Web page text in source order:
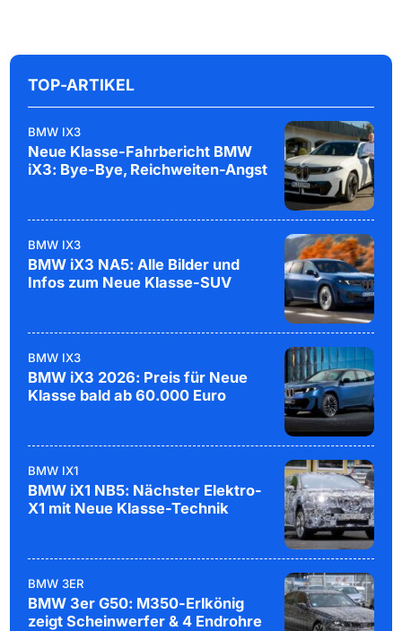
TOP-ARTIKEL
BMW IX3
Neue Klasse-Fahrbericht BMW
iX3: Bye-Bye, Reichweiten-Angst
BMW IX3
BMW iX3 NA5: Alle Bilder und
Infos zum Neue Klasse-SUV
BMW IX3
BMW iX3 2026: Preis für Neue
Klasse bald ab 60.000 Euro
BMW IX1
BMW iX1 NB5: Nächster Elektro-
X1 mit Neue Klasse-Technik
BMW 3ER
BMW 3er G50: M350-Erlkönig
zeigt Scheinwerfer & 4 Endrohre